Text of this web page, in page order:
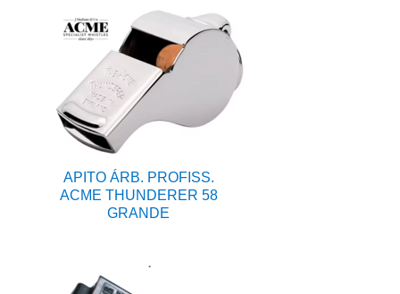
APITO ÁRB. PROFISS.
ACME THUNDERER 58
GRANDE